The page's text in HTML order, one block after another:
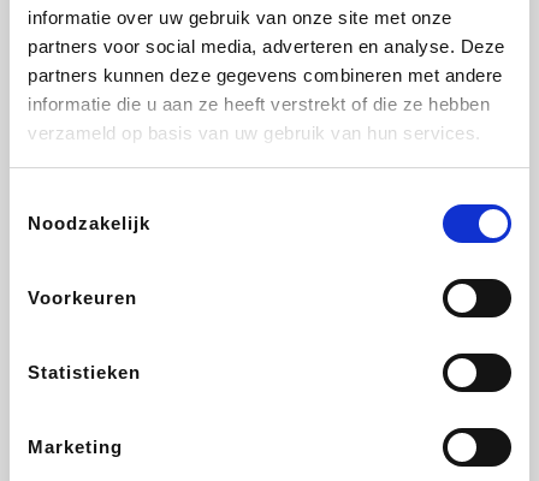
informatie over uw gebruik van onze site met onze
partners voor social media, adverteren en analyse. Deze
partners kunnen deze gegevens combineren met andere
informatie die u aan ze heeft verstrekt of die ze hebben
verzameld op basis van uw gebruik van hun services.
Noodzakelijk
Voorkeuren
Statistieken
Marketing
All Accor
DectDirect
SupraBazar